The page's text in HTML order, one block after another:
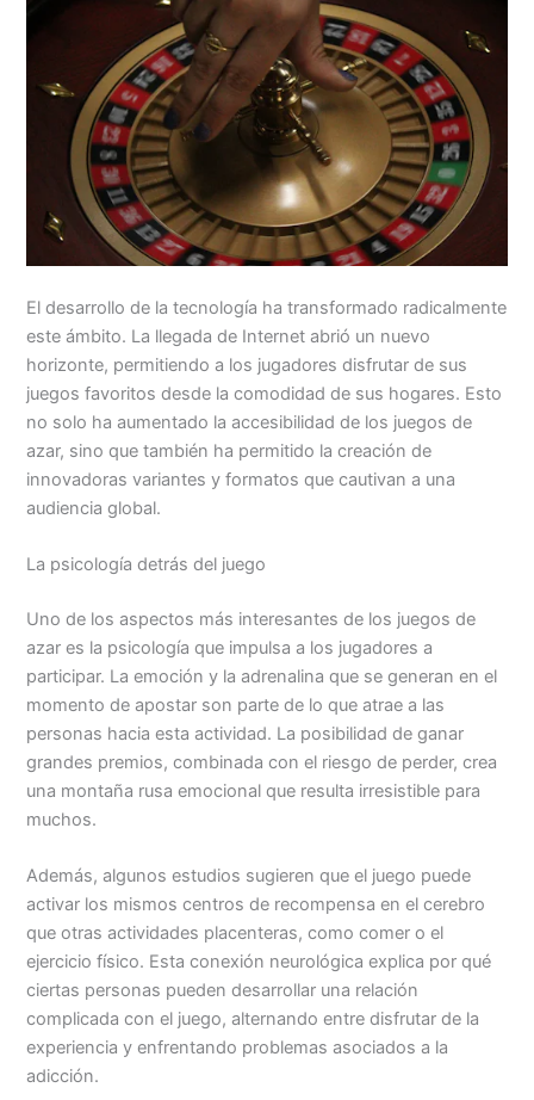
El desarrollo de la tecnología ha transformado radicalmente
este ámbito. La llegada de Internet abrió un nuevo
horizonte, permitiendo a los jugadores disfrutar de sus
juegos favoritos desde la comodidad de sus hogares. Esto
no solo ha aumentado la accesibilidad de los juegos de
azar, sino que también ha permitido la creación de
innovadoras variantes y formatos que cautivan a una
audiencia global.
La psicología detrás del juego
Uno de los aspectos más interesantes de los juegos de
azar es la psicología que impulsa a los jugadores a
participar. La emoción y la adrenalina que se generan en el
momento de apostar son parte de lo que atrae a las
personas hacia esta actividad. La posibilidad de ganar
grandes premios, combinada con el riesgo de perder, crea
una montaña rusa emocional que resulta irresistible para
muchos.
Además, algunos estudios sugieren que el juego puede
activar los mismos centros de recompensa en el cerebro
que otras actividades placenteras, como comer o el
ejercicio físico. Esta conexión neurológica explica por qué
ciertas personas pueden desarrollar una relación
complicada con el juego, alternando entre disfrutar de la
experiencia y enfrentando problemas asociados a la
adicción.